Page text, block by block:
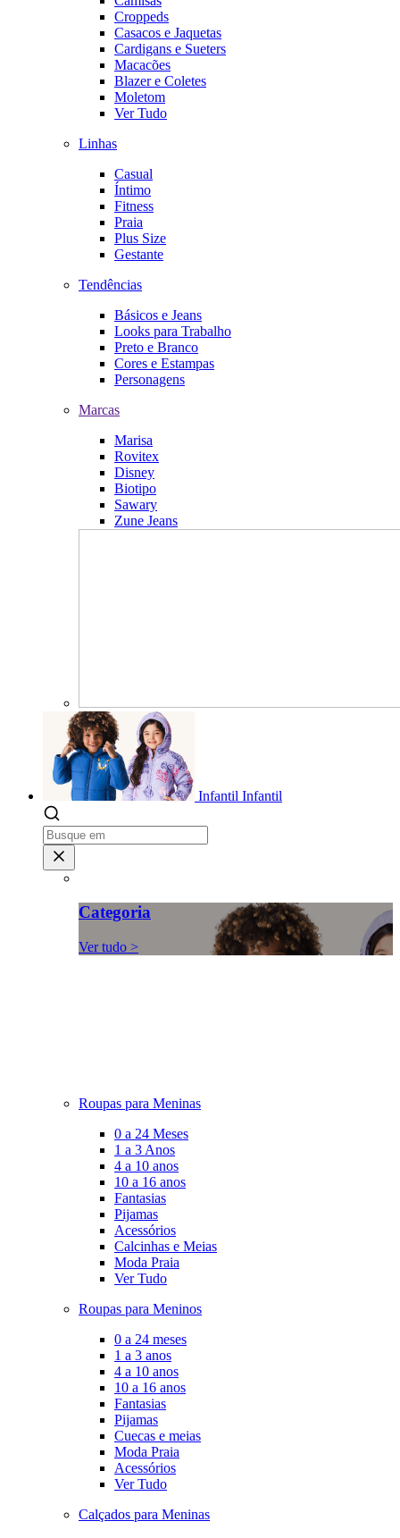
Croppeds
Casacos e Jaquetas
Cardigans e Sueters
Macacões
Blazer e Coletes
Moletom
Ver Tudo
Linhas
Casual
Íntimo
Fitness
Praia
Plus Size
Gestante
Tendências
Básicos e Jeans
Looks para Trabalho
Preto e Branco
Cores e Estampas
Personagens
Marcas
Marisa
Rovitex
Disney
Biotipo
Sawary
Zune Jeans
Infantil Infantil
Categoria
Ver tudo >
Roupas para Meninas
0 a 24 Meses
1 a 3 Anos
4 a 10 anos
10 a 16 anos
Fantasias
Pijamas
Acessórios
Calcinhas e Meias
Moda Praia
Ver Tudo
Roupas para Meninos
0 a 24 meses
1 a 3 anos
4 a 10 anos
10 a 16 anos
Fantasias
Pijamas
Cuecas e meias
Moda Praia
Acessórios
Ver Tudo
Calçados para Meninas